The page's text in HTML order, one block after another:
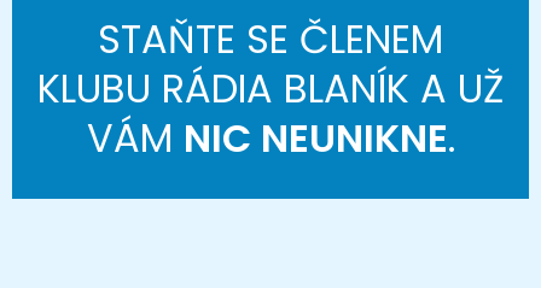
STAŇTE SE ČLENEM
KLUBU RÁDIA BLANÍK A UŽ
VÁM NIC NEUNIKNE.